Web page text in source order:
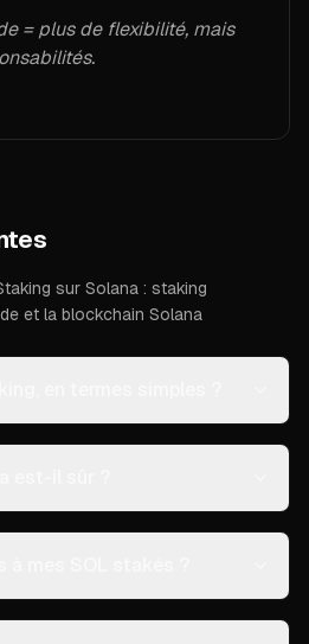
= plus de flexibilité, mais
sur Solana : staking
et la blockchain Solana